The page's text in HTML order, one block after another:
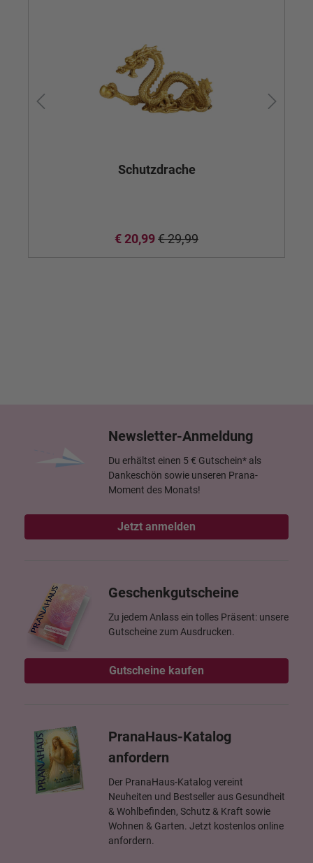
Schutzdrache
€ 20,99€ 29,99
Newsletter-Anmeldung
Du erhältst einen 5 € Gutschein* als
Dankeschön sowie unseren Prana-
Moment des Monats!
Jetzt anmelden
Geschenkgutscheine
Zu jedem Anlass ein tolles Präsent: unsere
Gutscheine zum Ausdrucken.
Gutscheine kaufen
PranaHaus-Katalog
anfordern
Der PranaHaus-Katalog vereint
Neuheiten und Bestseller aus Gesundheit
& Wohlbefinden, Schutz & Kraft sowie
Wohnen & Garten. Jetzt kostenlos online
anfordern.